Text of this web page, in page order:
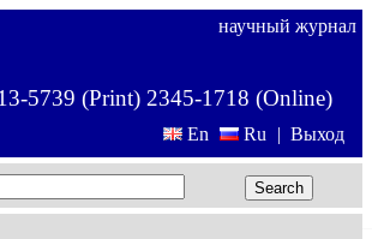
научный журнал
5739 (Print) 2345-1718 (Online)
Выход
En Ru |
Search